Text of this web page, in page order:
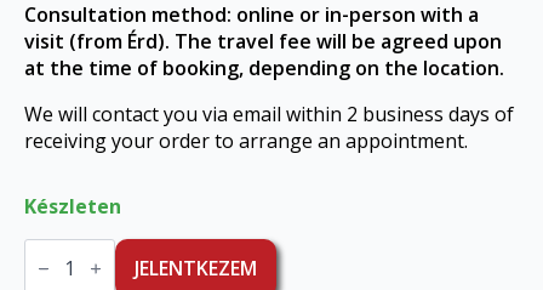
Consultation method: online or in-person with a
visit (from Érd). The travel fee will be agreed upon
at the time of booking, depending on the location.
We will contact you via email within 2 business days of
receiving your order to arrange an appointment.
Készleten
Consultation
in JELENTKEZEM